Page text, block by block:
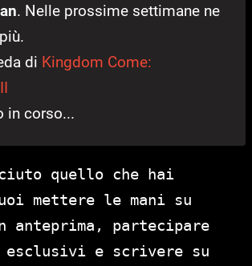
. Nelle prossime settimane ne
di Kingdom Come:
in corso...
quello che hai
mettere le mani su
anteprima, partecipare
esclusivi e scrivere su